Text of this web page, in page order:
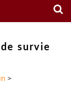
survie
>